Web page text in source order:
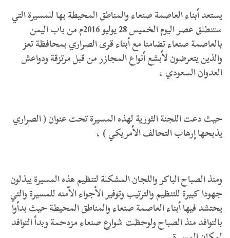
يستعد أبناء العاصمة صنعاء والمناطق المحيطة بها للمسيرة التي
ستنطلق عصر اليوم الخميس 28 يوليو 2016م من باب اليمن
بالعاصمة صنعاء تضامنا مع أبناء قرى الصراري بمحافظة تعز
والذين يتعرضون لأبشع أنواع المجازر من قبل مرتزقة ودواعش
العدوان السعودي ،
حيث دعت اللجنة الثورية لهذه المسيرة تحت عنوان ( الصراري
يذبحها إرهاب التحالف الأمريكي ) ،
ومنذ الصباح الباكر واللجان المشكلة لتنظيم هذه المسيرة يبذلون
جهودا كبيرة للتنظيم والترتيب وتوفير الأجواء الآمنه للمسيرة والتي
يحتشد فيها أبناء العاصمة صنعاء والمناطق المحيطة حيث بدأوا
بالتوافد منذ الصباح ولوحظت شوارع صنعاء مزدحمة وبدأ التوافد